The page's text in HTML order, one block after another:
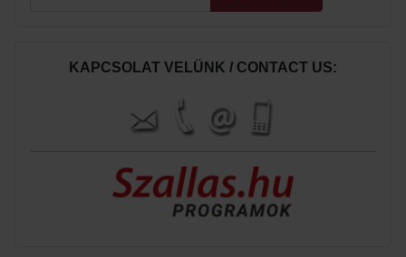
KAPCSOLAT VELÜNK / CONTACT US: